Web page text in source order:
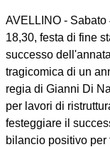
AVELLINO -
18,30, festa di fine
successo
tragicomica di un
regia di Gianni Di
per lavori di
festeggiare il
bilancio positivo per